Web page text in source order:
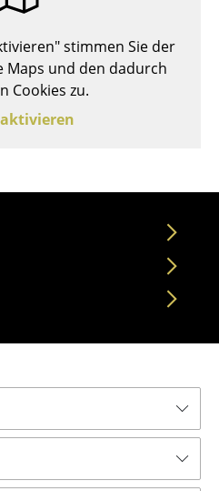
stimmen Sie der
Maps und den dadurch
Cookies zu.